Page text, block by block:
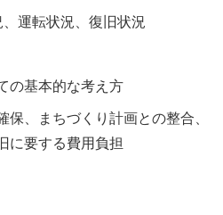
、運転状況、復旧状況
の基本的な考え方
保、まちづくり計画との整合、
に要する費用負担